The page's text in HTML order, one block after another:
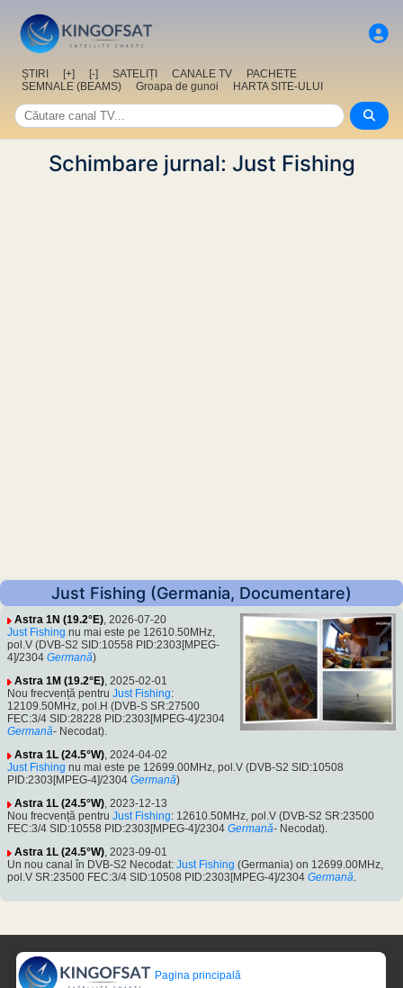
ȘTIRI [+] [-] SATELIȚI CANALE TV
PACHETE
SEMNALE (BEAMS)
Groapa de gunoi HARTA SITE-ULUI
Schimbare jurnal: Just Fishing
Just Fishing (Germania, Documentare)
Astra 1N (19.2°E), 2026-07-20
Just Fishing nu mai este pe 12610.50MHz,
pol.V (DVB-S2 SID:10558 PID:2303[MPEG-
4]/2304 Germană)
Astra 1M (19.2°E), 2025-02-01
Nou frecvență pentru Just Fishing:
12109.50MHz, pol.H (DVB-S SR:27500
FEC:3/4 SID:28228 PID:2303[MPEG-4]/2304
Germană- Necodat).
Astra 1L (24.5°W), 2024-04-02
Just Fishing nu mai este pe 12699.00MHz, pol.V (DVB-S2 SID:10508
PID:2303[MPEG-4]/2304 Germană)
Astra 1L (24.5°W), 2023-12-13
Nou frecvență pentru Just Fishing: 12610.50MHz, pol.V (DVB-S2 SR:23500
FEC:3/4 SID:10558 PID:2303[MPEG-4]/2304 Germană- Necodat).
Astra 1L (24.5°W), 2023-09-01
Un nou canal în DVB-S2 Necodat: Just Fishing (Germania) on 12699.00MHz,
pol.V SR:23500 FEC:3/4 SID:10508 PID:2303[MPEG-4]/2304 Germană.
Pagina principală